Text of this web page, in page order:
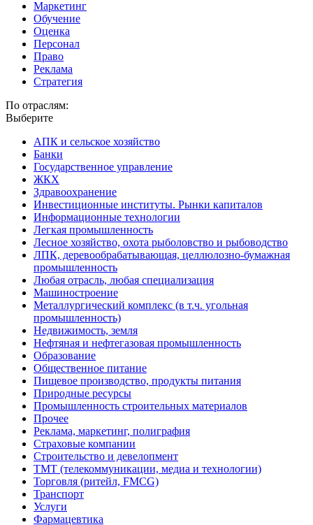
Маркетинг
Обучение
Оценка
Персонал
Право
Реклама
Стратегия
По отраслям:
Выберите
АПК и сельское хозяйство
Банки
Государственное управление
ЖКХ
Здравоохранение
Инвестиционные институты. Рынки капиталов
Информационные технологии
Легкая промышленность
Лесное хозяйство, охота рыболовство и рыбоводство
ЛПК, деревообрабатывающая, целлюлозно-бумажная
промышленность
Любая отрасль, любая специализация
Машиностроение
Металлургический комплекс (в т.ч. угольная
промышленность)
Недвижимость, земля
Нефтяная и нефтегазовая промышленность
Образование
Общественное питание
Пищевое производство, продукты питания
Природные ресурсы
Промышленность строительных материалов
Прочее
Реклама, маркетинг, полиграфия
Страховые компании
Строительство и девелопмент
ТМТ (телекоммуникации, медиа и технологии)
Торговля (ритейл, FMCG)
Транспорт
Услуги
Фармацевтика